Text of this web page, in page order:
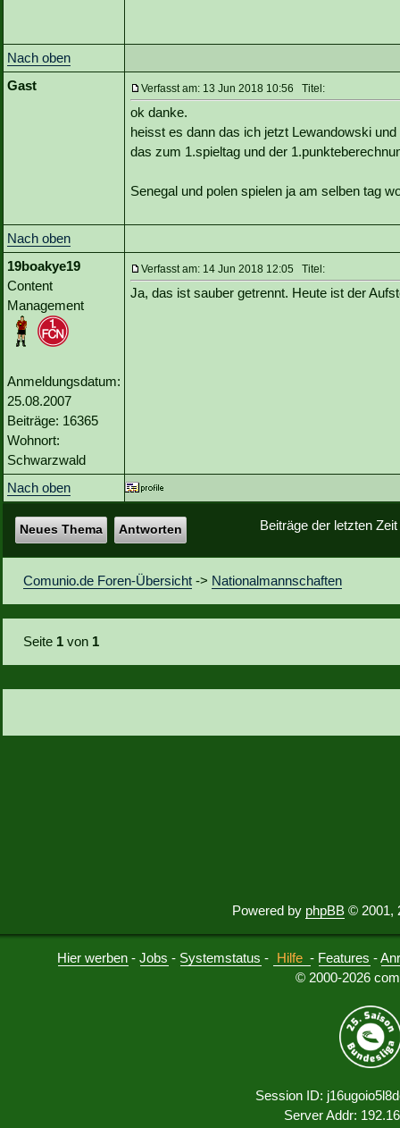
Nach oben
Gast
Verfasst am: 13 Jun 2018 10:56 Titel:
ok danke.
heisst es dann das ich jetzt Lewandowski
das zum 1.spieltag und der
Senegal und polen spielen ja am selben tag
Nach oben
19boakye19
Content
Management
Anmeldungsdatum:
25.08.2007
Beiträge: 16365
Wohnort:
Schwarzwald
Verfasst am: 14 Jun 2018 12:05 Titel:
Ja, das ist sauber getrennt. Heute ist der
Nach oben
Beiträge der letzten
Neues Thema Antworten
Comunio.de Foren-Übersicht -> Nationalmannschaften
Seite 1 von 1
Powered by phpBB © 2001,
Hier werben -Jobs - Systemstatus - Hilfe - Features -
© 2000-2026
Session ID:
Server Addr: